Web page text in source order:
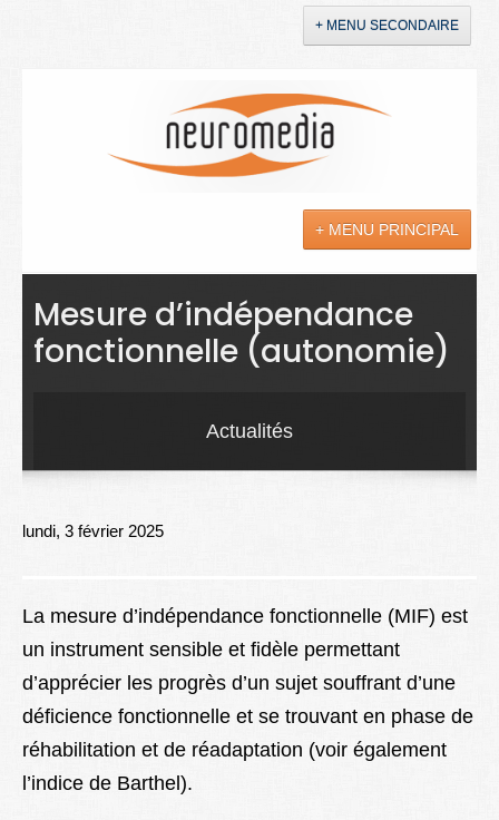
+ MENU SECONDAIRE
+ MENU PRINCIPAL
Actualités
Sciences
Droit
Lexique
Mesure d’indépendance
fonctionnelle (autonomie)
Actualités
lundi, 3 février 2025
La mesure d’indépendance fonctionnelle (MIF) est
un instrument sensible et fidèle permettant
d’apprécier les progrès d’un sujet souffrant d’une
déficience fonctionnelle et se trouvant en phase de
réhabilitation et de réadaptation (voir également
l’indice de Barthel).